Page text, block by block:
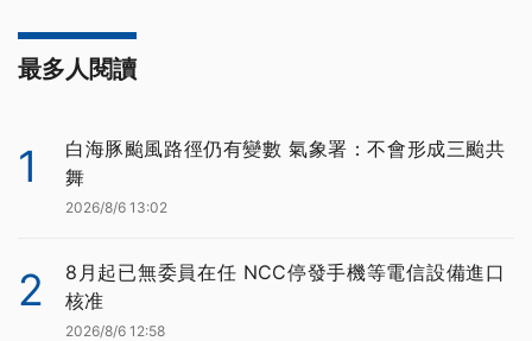
最多人閱讀
1
白海豚颱風路徑仍有變數 氣象署：不會形成三颱共
舞
2026/8/6 13:02
2
8月起已無委員在任 NCC停發手機等電信設備進口
核准
2026/8/6 12:58